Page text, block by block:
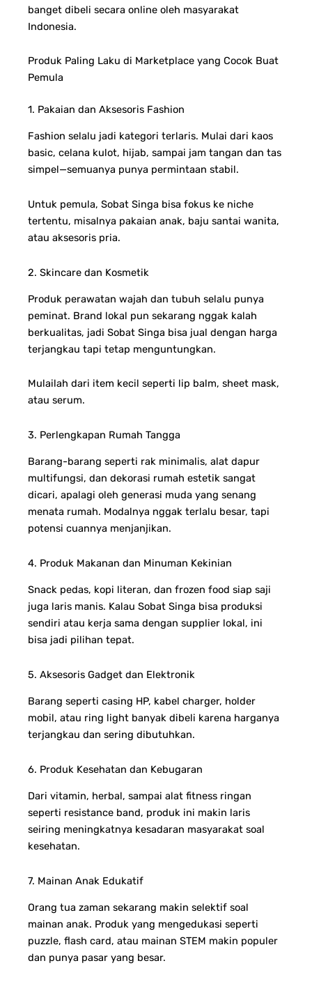
banget dibeli secara online oleh masyarakat
Indonesia.
Produk Paling Laku di Marketplace yang Cocok Buat
Pemula
1. Pakaian dan Aksesoris Fashion
Fashion selalu jadi kategori terlaris. Mulai dari kaos
basic, celana kulot, hijab, sampai jam tangan dan tas
simpel—semuanya punya permintaan stabil.
Untuk pemula, Sobat Singa bisa fokus ke niche
tertentu, misalnya pakaian anak, baju santai wanita,
atau aksesoris pria.
2. Skincare dan Kosmetik
Produk perawatan wajah dan tubuh selalu punya
peminat. Brand lokal pun sekarang nggak kalah
berkualitas, jadi Sobat Singa bisa jual dengan harga
terjangkau tapi tetap menguntungkan.
Mulailah dari item kecil seperti lip balm, sheet mask,
atau serum.
3. Perlengkapan Rumah Tangga
Barang-barang seperti rak minimalis, alat dapur
multifungsi, dan dekorasi rumah estetik sangat
dicari, apalagi oleh generasi muda yang senang
menata rumah. Modalnya nggak terlalu besar, tapi
potensi cuannya menjanjikan.
4. Produk Makanan dan Minuman Kekinian
Snack pedas, kopi literan, dan frozen food siap saji
juga laris manis. Kalau Sobat Singa bisa produksi
sendiri atau kerja sama dengan supplier lokal, ini
bisa jadi pilihan tepat.
5. Aksesoris Gadget dan Elektronik
Barang seperti casing HP, kabel charger, holder
mobil, atau ring light banyak dibeli karena harganya
terjangkau dan sering dibutuhkan.
6. Produk Kesehatan dan Kebugaran
Dari vitamin, herbal, sampai alat fitness ringan
seperti resistance band, produk ini makin laris
seiring meningkatnya kesadaran masyarakat soal
kesehatan.
7. Mainan Anak Edukatif
Orang tua zaman sekarang makin selektif soal
mainan anak. Produk yang mengedukasi seperti
puzzle, flash card, atau mainan STEM makin populer
dan punya pasar yang besar.